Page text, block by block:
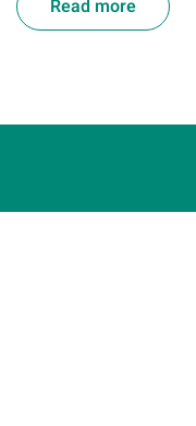
Read more